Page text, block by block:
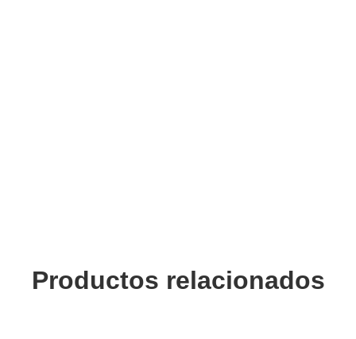
Productos relacionados